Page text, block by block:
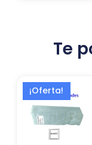
Te
¡Oferta!
El
precio
original
era:
10,99 €.